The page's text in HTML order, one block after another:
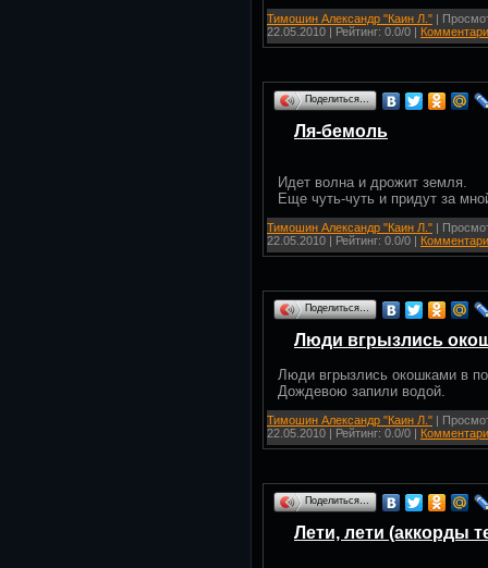
Тимошин Александр "Каин Л." |
22.05.2010 | Рейтинг: 0.0/0 |
Поделиться…
Ля-бемоль
Идет волна и дрожит земля.
Еще чуть-чуть и придут за
Тимошин Александр "Каин Л." |
22.05.2010 | Рейтинг: 0.0/0 |
Поделиться…
Люди вгрызлись
Люди вгрызлись окошками в
Дождевою запили водой.
Тимошин Александр "Каин Л." |
22.05.2010 | Рейтинг: 0.0/0 |
Поделиться…
Лети, лети (аккорды